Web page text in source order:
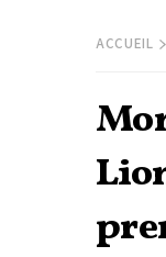
ACCUEIL